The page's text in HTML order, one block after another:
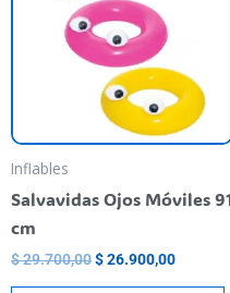
Inflables
Salvavidas Ojos Móviles
cm
$29.700,00$26.900,00